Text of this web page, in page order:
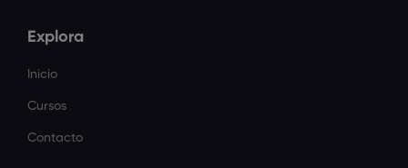
Explora
Inicio
Cursos
Contacto